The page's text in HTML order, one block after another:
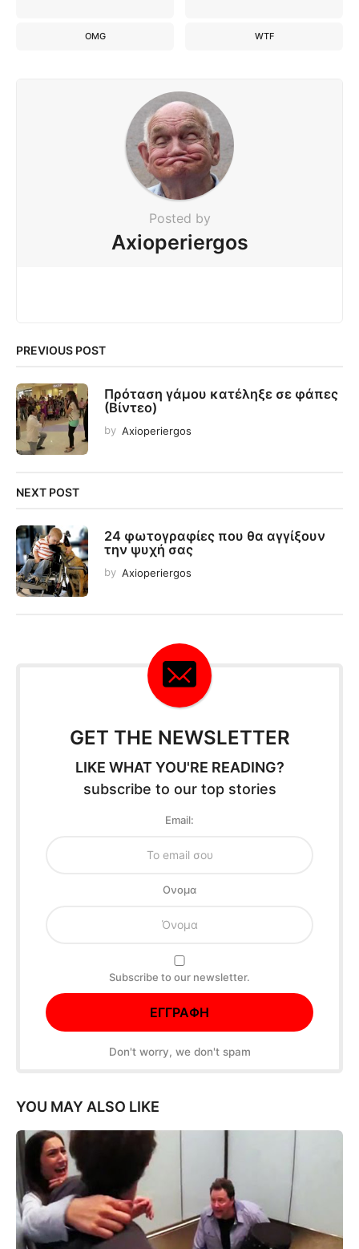
OMG WTF
Posted by
Axioperiergos
PREVIOUS POST
Πρόταση γάμου κατέληξε σε φάπες
(Βίντεο)
by Axioperiergos
NEXT POST
24 φωτογραφίες που θα αγγίξουν
την ψυχή σας
by Axioperiergos
GET THE NEWSLETTER
LIKE WHAT YOU'RE READING?
subscribe to our top stories
Email:
Oνομα
Subscribe to our newsletter.
Don't worry, we don't spam
YOU MAY ALSO LIKE